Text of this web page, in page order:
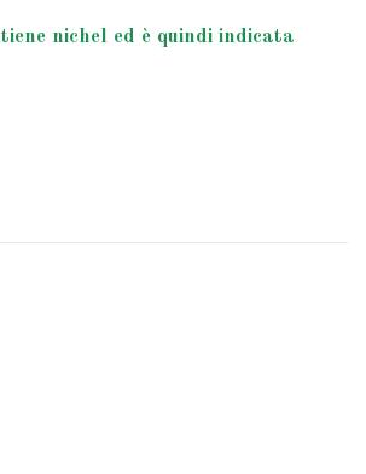
nichel ed è quindi indicata